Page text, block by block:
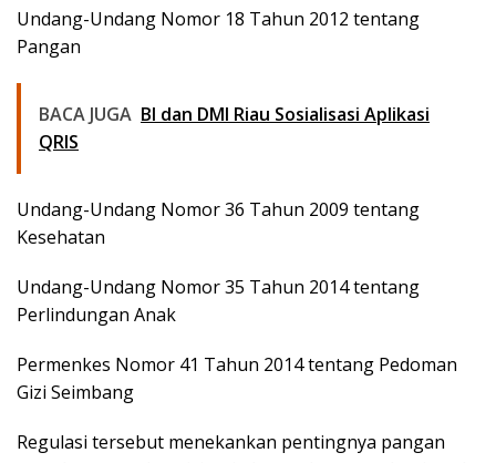
Undang-Undang Nomor 18 Tahun 2012 tentang
Pangan
BACA JUGA BI dan DMI Riau Sosialisasi Aplikasi
QRIS
Undang-Undang Nomor 36 Tahun 2009 tentang
Kesehatan
Undang-Undang Nomor 35 Tahun 2014 tentang
Perlindungan Anak
Permenkes Nomor 41 Tahun 2014 tentang Pedoman
Gizi Seimbang
Regulasi tersebut menekankan pentingnya pangan